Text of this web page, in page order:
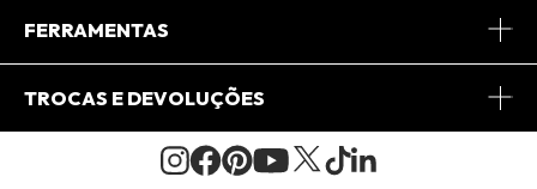
Journal
Central de Relacionamento
FERRAMENTAS
Minha Conta
Pedido de Presente
TROCAS E DEVOLUÇÕES
Condições Gerais